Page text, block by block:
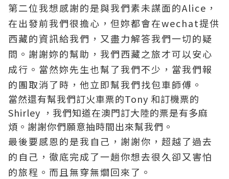
第二位我想感謝的是與我們素未謀面的Alice，
在出發前我們很擔心，但妳都會在wechat提供
西藏的資訊給我們，又盡力解答我們一切的疑
問。謝謝妳的幫助，我們西藏之旅才可以安心
成行。當然妳先生也幫了我們不少，當我們報
的團取消了時，他立即幫我們找包車師傅。
當然還有幫我們訂火車票的Tony 和訂機票的
Shirley ，我們知道在澳門訂大陸的票是有多麻
煩。謝謝你們願意抽時間出來幫我們。
最後要感恩的是我自己，謝謝你，超越了過去
的自己，徹底完成了一趟你想去很久卻又害怕
的旅程。而且無穿無爓回來了。